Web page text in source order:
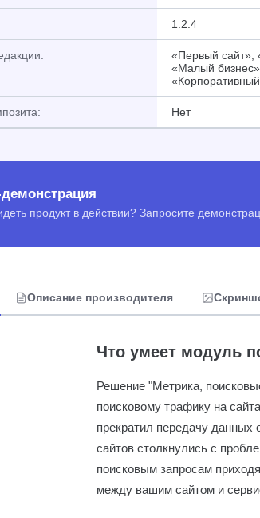
1.2.4
«Первый сайт»,
«Малый
Нет
продукт в действии? Запросите
Описание производителя
Что умеет модуль
Решение "Метрика,
поисковому трафику на
прекратил передачу
сайтов столкнулись с
поисковым запросам
между вашим сайтом и